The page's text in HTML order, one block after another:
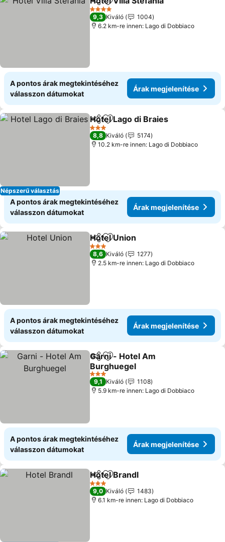
Megosztás
Hozzáadás a kedvencekhez
4 Kategória
9,3 Kiváló
1004
6.2 km-re innen: Lago di Dobbiaco
A pontos árak megtekintéséhez
válasszon dátumokat
Árak megjelenítése
Népszerű választás
Megosztás
Hozzáadás a kedvencekhez
Hotel Lago di Braies
3 Kategória
8,8 Kiváló
5174
10.2 km-re innen: Lago di Dobbiaco
A pontos árak megtekintéséhez
válasszon dátumokat
Árak megjelenítése
Megosztás
Hozzáadás a kedvencekhez
Hotel Union
3 Kategória
8,6 Kiváló
1277
2.5 km-re innen: Lago di Dobbiaco
A pontos árak megtekintéséhez
válasszon dátumokat
Árak megjelenítése
Megosztás
Hozzáadás a kedvencekhez
Garni - Hotel Am
Burghuegel
Árak megjelenítése
3 Kategória
9,1 Kiváló
1108
5.9 km-re innen: Lago di Dobbiaco
A pontos árak megtekintéséhez
válasszon dátumokat
Árak megjelenítése
Megosztás
Hozzáadás a kedvencekhez
Hotel Brandl
3 Kategória
9,0 Kiváló
1483
6.1 km-re innen: Lago di Dobbiaco